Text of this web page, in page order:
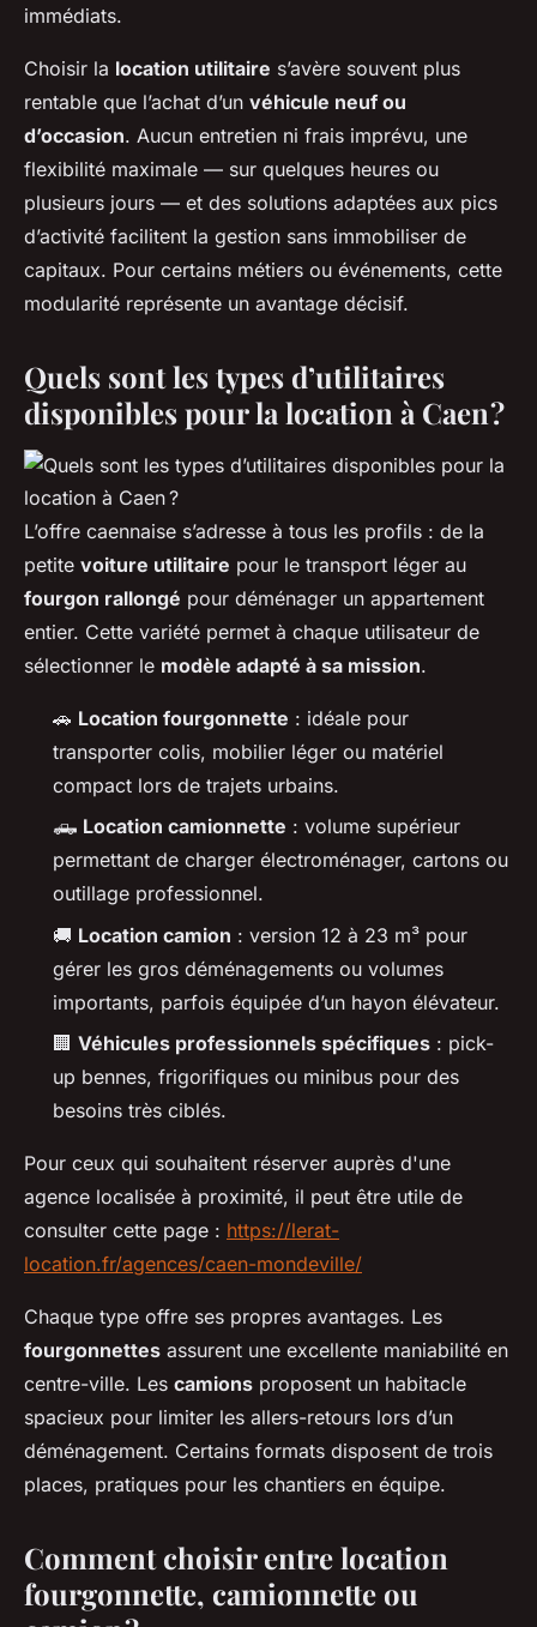
immédiats.
Choisir la location utilitaire s’avère souvent plus
rentable que l’achat d’un véhicule neuf ou
d’occasion. Aucun entretien ni frais imprévu, une
flexibilité maximale — sur quelques heures ou
plusieurs jours — et des solutions adaptées aux pics
d’activité facilitent la gestion sans immobiliser de
capitaux. Pour certains métiers ou événements, cette
modularité représente un avantage décisif.
Quels sont les types d’utilitaires
disponibles pour la location à Caen ?
L’offre caennaise s’adresse à tous les profils : de la
petite voiture utilitaire pour le transport léger au
fourgon rallongé pour déménager un appartement
entier. Cette variété permet à chaque utilisateur de
sélectionner le modèle adapté à sa mission.
🚗 Location fourgonnette : idéale pour
transporter colis, mobilier léger ou matériel
compact lors de trajets urbains.
🛻 Location camionnette : volume supérieur
permettant de charger électroménager, cartons ou
outillage professionnel.
🚚 Location camion : version 12 à 23 m³ pour
gérer les gros déménagements ou volumes
importants, parfois équipée d’un hayon élévateur.
🏢 Véhicules professionnels spécifiques : pick-
up bennes, frigorifiques ou minibus pour des
besoins très ciblés.
Pour ceux qui souhaitent réserver auprès d'une
agence localisée à proximité, il peut être utile de
consulter cette page : https://lerat-
location.fr/agences/caen-mondeville/
Chaque type offre ses propres avantages. Les
fourgonnettes assurent une excellente maniabilité en
centre-ville. Les camions proposent un habitacle
spacieux pour limiter les allers-retours lors d’un
déménagement. Certains formats disposent de trois
places, pratiques pour les chantiers en équipe.
Comment choisir entre location
fourgonnette, camionnette ou